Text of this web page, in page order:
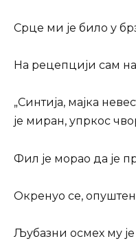
Срце ми је било у
На рецепцији сам
„Синтија, мајка
је миран, упркос
Фил је морао да је
Окренуо се,
Љубазни осмех му је